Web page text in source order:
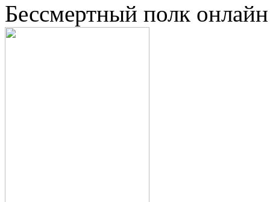
Бессмертный полк онлайн